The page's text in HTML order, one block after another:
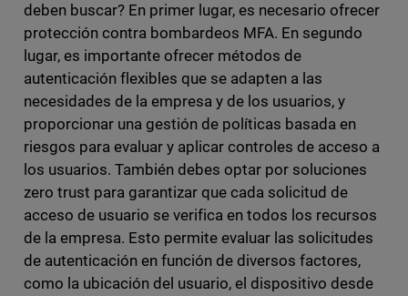
deben buscar? En primer lugar, es necesario ofrecer
protección contra bombardeos MFA. En segundo
lugar, es importante ofrecer métodos de
autenticación flexibles que se adapten a las
necesidades de la empresa y de los usuarios, y
proporcionar una gestión de políticas basada en
riesgos para evaluar y aplicar controles de acceso a
los usuarios. También debes optar por soluciones
zero trust para garantizar que cada solicitud de
acceso de usuario se verifica en todos los recursos
de la empresa. Esto permite evaluar las solicitudes
de autenticación en función de diversos factores,
como la ubicación del usuario, el dispositivo desde